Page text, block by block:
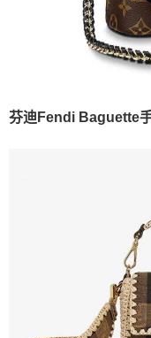
芬迪Fendi Baguette